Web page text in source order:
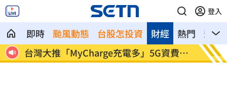
登入
即時 颱風動態 台股怎投資 熱門 影音
財經
方
百萬網紅遭騙失蹤 付500萬贖金仍遭撕
票
KISS
辣